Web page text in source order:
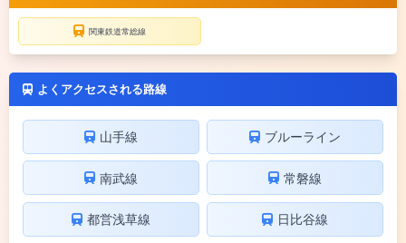
関東鉄道常総線
よくアクセスされる路線
山手線 ブルーライン
南武線 常磐線
都営浅草線 日比谷線